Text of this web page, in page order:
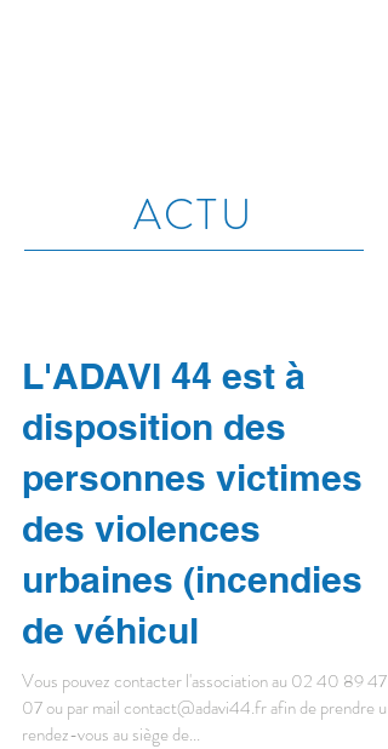
ACTU
L'ADAVI 44 est à
disposition des
personnes victimes
des violences
urbaines (incendies
de véhicul
Vous pouvez contacter l'association au 02 40 89 47
07 ou par mail contact@adavi44.fr afin de prendre un
rendez-vous au siège de...